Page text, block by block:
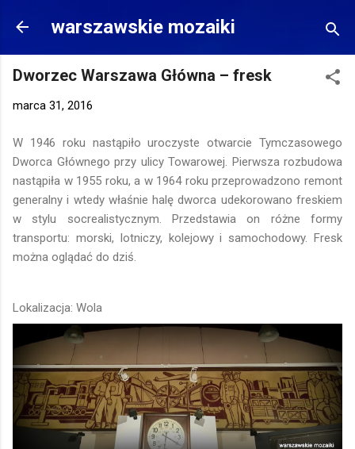
Przejdź do głównej zawartości
warszawskie mozaiki
Dworzec Warszawa Główna – fresk
marca 31, 2016
W 1946 roku nastąpiło uroczyste otwarcie Tymczasowego
Dworca Głównego przy ulicy Towarowej. Pierwsza rozbudowa
nastąpiła w 1955 roku, a w 1964 roku przeprowadzono remont
generalny i wtedy właśnie halę dworca udekorowano freskiem
w stylu socrealistycznym. Przedstawia on różne formy
transportu: morski, lotniczy, kolejowy i samochodowy. Fresk
można oglądać do dziś.
Lokalizacja: Wola